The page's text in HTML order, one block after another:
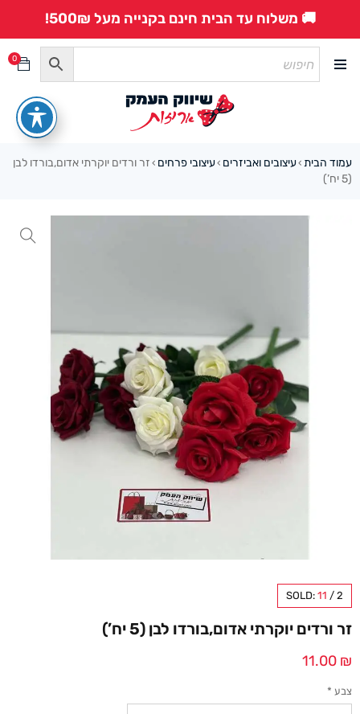
🚚 משלוח עד הבית חינם בקנייה מעל 500₪!
0
עמוד הבית ›עיצובים ואביזרים ›עיצובי פרחים › זר ורדים יוקרתי אדום,בורדו לבן
(5 יח’)
SOLD: 11 / 2
זר ורדים יוקרתי אדום,בורדו לבן (5 יח’)
11.00 ₪
צבע *